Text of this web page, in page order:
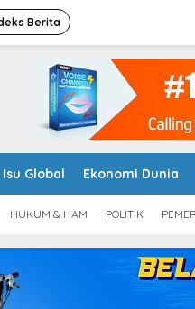
Berita
Isu Global Ekonomi Dunia
HUKUM & HAM POLITIK